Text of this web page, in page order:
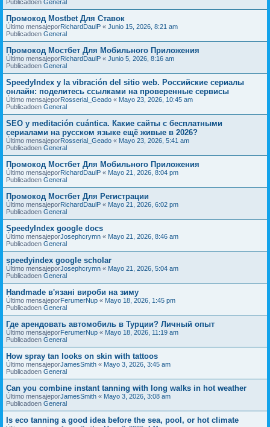
Publicadoen General
Промокод Mostbet Для Ставок
Último mensajeporRichardDaulP « Junio 15, 2026, 8:21 am
Publicadoen General
Промокод Мостбет Для Мобильного Приложения
Último mensajeporRichardDaulP « Junio 5, 2026, 8:16 am
Publicadoen General
SpeedyIndex y la vibración del sitio web. Российские сериалы
онлайн: поделитесь ссылками на проверенные сервисы
Último mensajeporRosserial_Geado « Mayo 23, 2026, 10:45 am
Publicadoen General
SEO y meditación cuántica. Какие сайты с бесплатными
сериалами на русском языке ещё живые в 2026?
Último mensajeporRosserial_Geado « Mayo 23, 2026, 5:41 am
Publicadoen General
Промокод Мостбет Для Мобильного Приложения
Último mensajeporRichardDaulP « Mayo 21, 2026, 8:04 pm
Publicadoen General
Промокод Мостбет Для Регистрации
Último mensajeporRichardDaulP « Mayo 21, 2026, 6:02 pm
Publicadoen General
SpeedyIndex google docs
Último mensajeporJosephcrymn « Mayo 21, 2026, 8:46 am
Publicadoen General
speedyindex google scholar
Último mensajeporJosephcrymn « Mayo 21, 2026, 5:04 am
Publicadoen General
Handmade в'язані вироби на зиму
Último mensajeporFerumerNup « Mayo 18, 2026, 1:45 pm
Publicadoen General
Где арендовать автомобиль в Турции? Личный опыт
Último mensajeporFerumerNup « Mayo 18, 2026, 11:19 am
Publicadoen General
How spray tan looks on skin with tattoos
Último mensajeporJamesSmith « Mayo 3, 2026, 3:45 am
Publicadoen General
Can you combine instant tanning with long walks in hot weather
Último mensajeporJamesSmith « Mayo 3, 2026, 3:08 am
Publicadoen General
Is eco tanning a good idea before the sea, pool, or hot climate